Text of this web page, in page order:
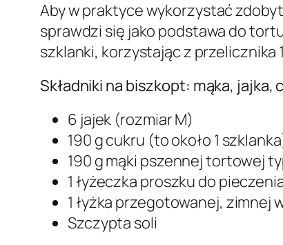
Aby w praktyce wykorzystać
sprawdzi się jako podstawa do
szklanki, korzystając z przelicznika
Składniki na biszkopt: mąka, jajka,
6 jajek (rozmiar M)
190 g cukru (to około 1
190 g mąki pszennej tortowej
1 łyżeczka proszku do
1 łyżka przegotowanej, zimnej
Szczypta soli